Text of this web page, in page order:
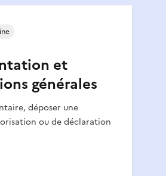
et
générales
déposer une
ou de déclaration